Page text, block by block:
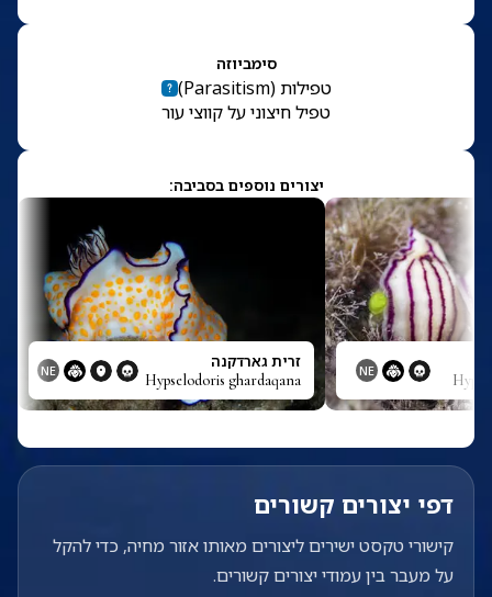
סימביוזה
טפילות (
Parasitism
)
טפיל חיצוני על קווצי עור
יצורים נוספים בסביבה:
NE זרית גארדקנה
Hypselodoris ghardaqana
NE
דפי יצורים קשורים
קישורי טקסט ישירים ליצורים מאותו אזור מחיה, כדי להקל
על מעבר בין עמודי יצורים קשורים.